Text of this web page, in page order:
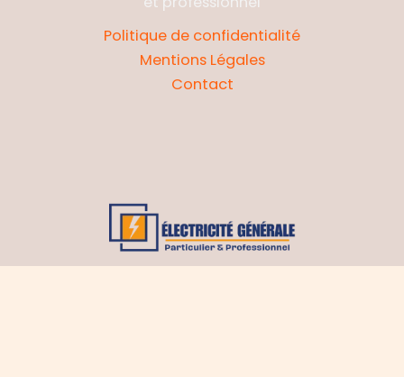
Politique de confidentialité
Mentions Légales
Contact